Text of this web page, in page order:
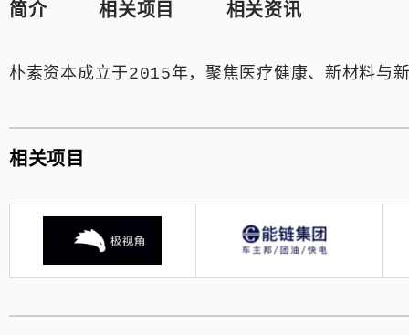
简介 相关项目 相关资讯
朴素资本成立于2015年，聚焦医疗健康、新材料与
相关项目